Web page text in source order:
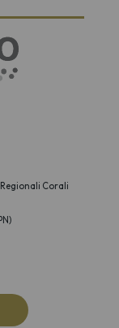
Corali